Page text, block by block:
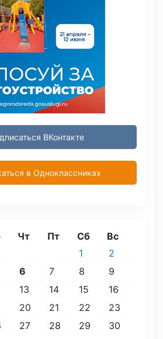
ВКонтакте
в Одноклассниках
Чт Пт Сб
Вс
1
2
6 7 8
9
13 14 15
16
20 21 22
23
27 28 29
30